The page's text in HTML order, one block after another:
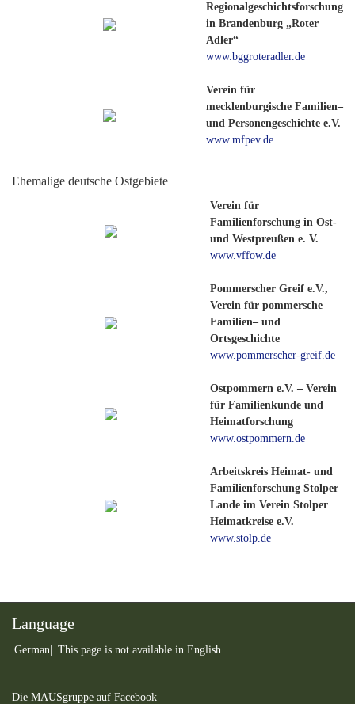
Regionalgeschichtsforschung
in Brandenburg „Roter
Adler“
www.bggroteradler.de
Verein für
mecklenburgische Familien–
und Personengeschichte e.V.
www.mfpev.de
Ehemalige deutsche Ostgebiete
Verein für
Familienforschung in Ost-
und Westpreußen e. V.
www.vffow.de
Pommerscher Greif e.V.,
Verein für pommersche
Familien– und
Ortsgeschichte
www.pommerscher-greif.de
Ostpommern e.V. – Verein
für Familienkunde und
Heimatforschung
www.ostpommern.de
Arbeitskreis Heimat- und
Familienforschung Stolper
Lande im Verein Stolper
Heimatkreise e.V.
www.stolp.de
Language
German This page is not available in English
Die MAUSgruppe auf Facebook